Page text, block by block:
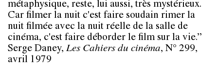
métaphysique, reste, lui aussi, très mystérieux.
Car filmer la nuit c'est faire soudain rimer la
nuit filmée avec la nuit réelle de la salle de
cinéma, c'est faire déborder le film sur la vie.”
Serge Daney, Les Cahiers du cinéma, N° 299,
avril 1979